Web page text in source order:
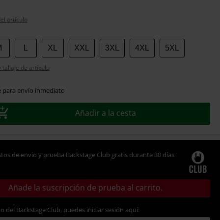
artículo
XL XXL 3XL 4XL 5XL
tallaje de artículo
para envío inmediato
Añadir a la cesta
de envío y prueba Backstage Club gratis durante 30 días
Añade la suscripción de prueba al carrito.
del Backstage Club, puedes iniciar sesión aquí: